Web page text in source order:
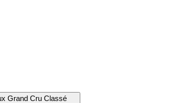
Grand Cru Classé